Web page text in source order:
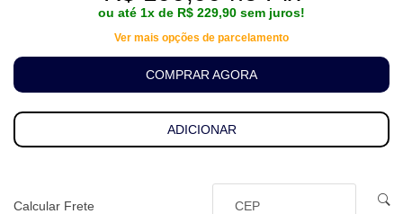
Ver mais opções de parcelamento
COMPRAR AGORA
ADICIONAR
Calcular Frete